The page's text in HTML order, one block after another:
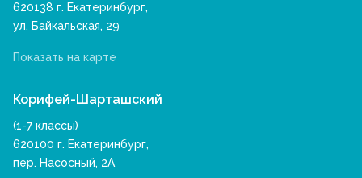
620138 г. Екатеринбург,
ул. Байкальская, 29
Показать на карте
Корифей-Шарташский
(1-7 классы)
620100 г. Екатеринбург,
пер. Насосный, 2А